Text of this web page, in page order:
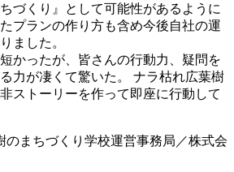
づくり』として可能性があるように
プランの作り方も含め今後自社の運
ました。
かったが、皆さんの行動力、疑問を
力が凄くて驚いた。 ナラ枯れ広葉樹
ストーリーを作って即座に行動して
のまちづくり学校運営事務局／株式会